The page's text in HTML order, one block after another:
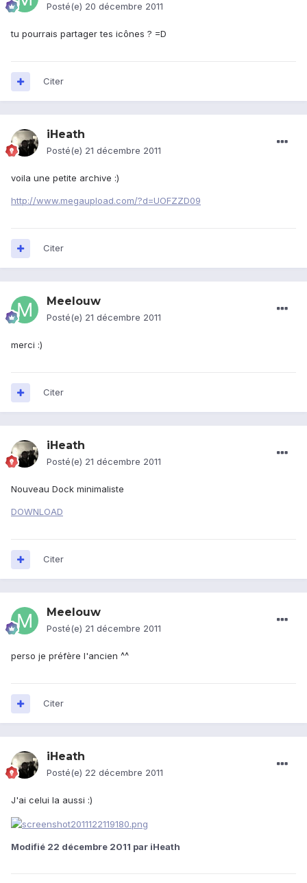
Posté(e) 20 décembre 2011
tu pourrais partager tes icônes ? =D
Citer
iHeath
Posté(e) 21 décembre 2011
voila une petite archive :)
http://www.megaupload.com/?d=UOFZZD09
Citer
Meelouw
Posté(e) 21 décembre 2011
merci :)
Citer
iHeath
Posté(e) 21 décembre 2011
Nouveau Dock minimaliste
DOWNLOAD
Citer
Meelouw
Posté(e) 21 décembre 2011
perso je préfère l'ancien ^^
Citer
iHeath
Posté(e) 22 décembre 2011
J'ai celui la aussi :)
Modifié 22 décembre 2011 par iHeath